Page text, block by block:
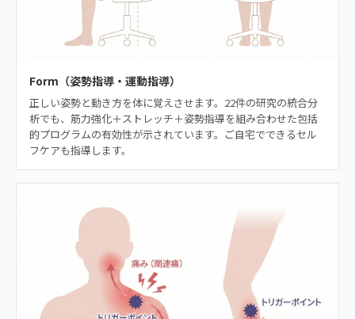
Form（姿勢指導・運動指導）
正しい姿勢と動き方を体に覚えさせます。22件の研究の統合分
析でも、筋力強化＋ストレッチ＋姿勢指導を組み合わせた包括
的プログラムの有効性が示されています。ご自宅でできるセル
フケアも指導します。